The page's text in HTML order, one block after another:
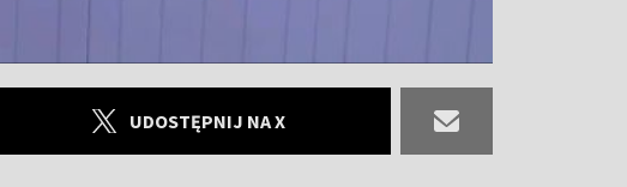
UDOSTĘPNIJ NA X